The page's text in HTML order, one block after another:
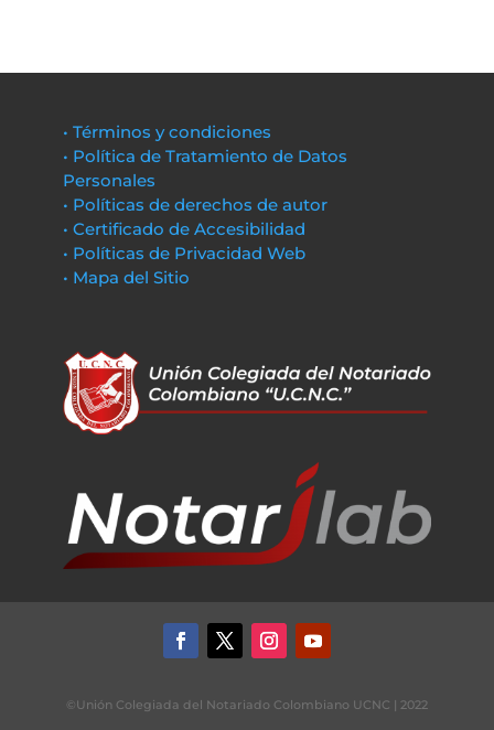
• Términos y condiciones
• Política de Tratamiento de Datos
Personales
• Políticas de derechos de autor
• Certificado de Accesibilidad
• Políticas de Privacidad Web
• Mapa del Sitio
©Unión Colegiada del Notariado Colombiano UCNC | 2022